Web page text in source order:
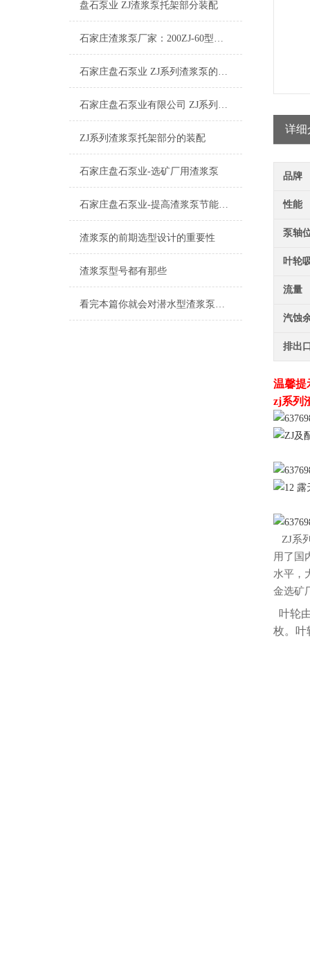
盘石泵业 ZJ渣浆泵托架部分装配
石家庄渣浆泵厂家：200ZJ-60型渣浆泵
石家庄盘石泵业 ZJ系列渣浆泵的特点及其应用
石家庄盘石泵业有限公司 ZJ系列渣浆泵工作原理
ZJ系列渣浆泵托架部分的装配
石家庄盘石泵业-选矿厂用渣浆泵
石家庄盘石泵业-提高渣浆泵节能的四大方法篇
渣浆泵的前期选型设计的重要性
渣浆泵型号都有那些
看完本篇你就会对潜水型渣浆泵有更多了解
详细
品牌
性能
泵轴
叶轮
流量
汽蚀
排出
温馨提
zj系列
ZJ系
用了国
水平，
金选矿
叶轮
枚。叶